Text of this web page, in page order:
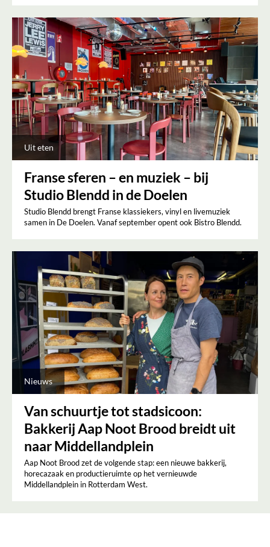
Uit eten
Franse sferen – en muziek – bij
Studio Blendd in de Doelen
Studio Blendd brengt Franse klassiekers, vinyl en livemuziek
samen in De Doelen. Vanaf september opent ook Bistro Blendd.
Nieuws
Van schuurtje tot stadsicoon:
Bakkerij Aap Noot Brood breidt uit
naar Middellandplein
Aap Noot Brood zet de volgende stap: een nieuwe bakkerij,
horecazaak en productieruimte op het vernieuwde
Middellandplein in Rotterdam West.